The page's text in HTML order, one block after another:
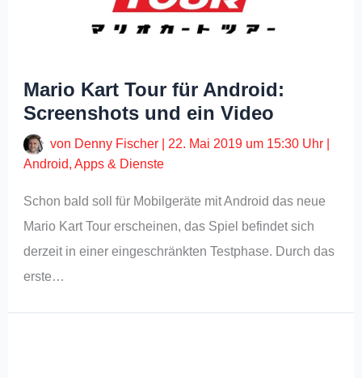
Mario Kart Tour für Android:
Screenshots und ein Video
von Denny Fischer 22. Mai 2019 um 15:30 Uhr
Android,Apps & Dienste
Schon bald soll für Mobilgeräte mit Android das neue
Mario Kart Tour erscheinen, das Spiel befindet sich
derzeit in einer eingeschränkten Testphase. Durch das
erste…